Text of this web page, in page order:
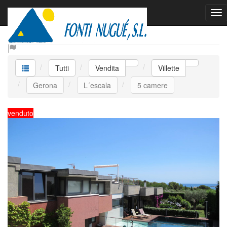
Vendita Villette
Tutti Vendita
Villette
Gerona
L´escala 5 camere
venduto